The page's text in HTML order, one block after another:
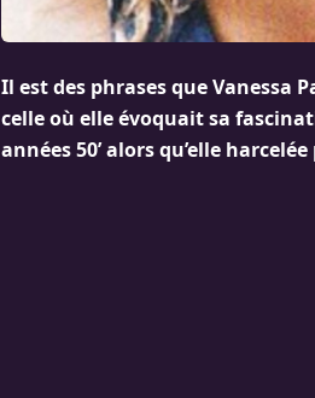
Il est des phrases que Vanessa
celle où elle évoquait sa
années 50’ alors qu’elle